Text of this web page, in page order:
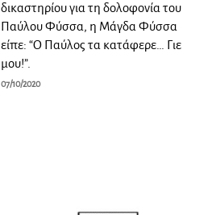
δικαστηρίου για τη δολοφονία του
Παύλου Φύσσα, η Μάγδα Φύσσα
είπε: “Ο Παύλος τα κατάφερε… Γιε
μου!”.
07/10/2020